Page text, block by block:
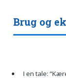
Brug og
I en tale: